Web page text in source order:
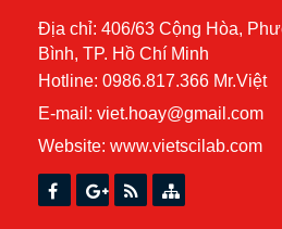
Địa chỉ: 406/63 Cộng Hòa,
Bình, TP. Hồ Chí Minh
Hotline: 0986.817.366 Mr.Việt
E-mail: viet.hoay@gmail.com
Website: www.vietscilab.com